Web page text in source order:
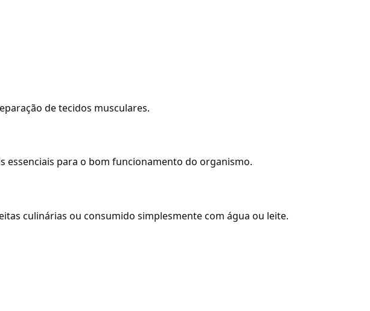
de tecidos musculares.
essenciais para o bom funcionamento do organismo.
culinárias ou consumido simplesmente com água ou leite.